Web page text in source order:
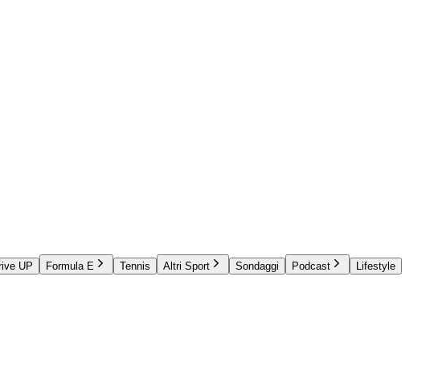
UP Formula E Tennis Altri Sport Sondaggi Podcast
Lifestyle